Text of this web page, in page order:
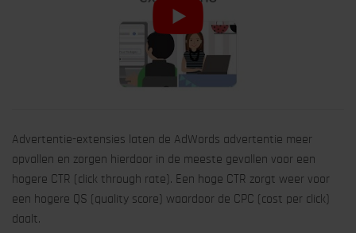
Advertentie-extensies laten de AdWords advertentie meer
opvallen en zorgen hierdoor in de meeste gevallen voor een
hogere CTR (click through rate). Een hoge CTR zorgt weer voor
een hogere QS (quality score) waardoor de CPC (cost per click)
daalt.